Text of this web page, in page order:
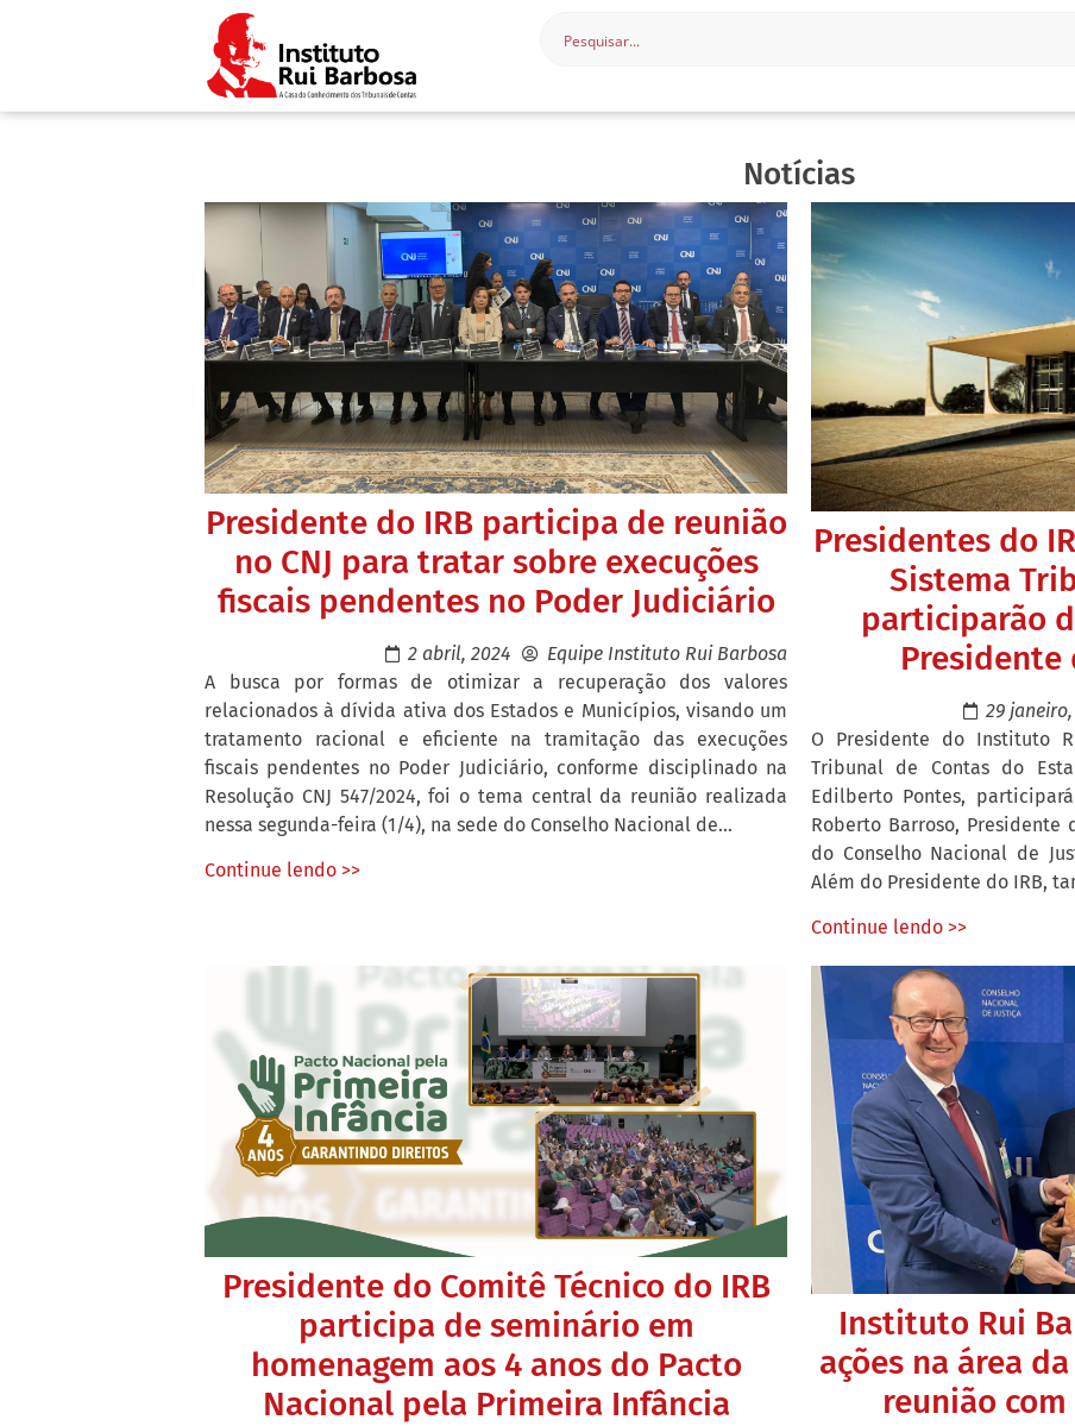
Notícias
Presidente do IRB participa de reunião
no CNJ para tratar sobre execuções
fiscais pendentes no Poder Judiciário
2 abril, 2024
Equipe Instituto Rui Barbosa
A busca por formas de otimizar a recuperação dos valores
relacionados à dívida ativa dos Estados e Municípios, visando um
tratamento racional e eficiente na tramitação das execuções
fiscais pendentes no Poder Judiciário, conforme disciplinado na
Resolução CNJ 547/2024, foi o tema central da reunião realizada
nessa segunda-feira (1/4), na sede do Conselho Nacional de...
Continue lendo >>
Presidentes do
Sistema
participarão
Presidente
29
O Presidente do Instituto
Tribunal de Contas do
Edilberto Pontes,
Roberto Barroso, Presidente
do Conselho Nacional de
Além do Presidente do IRB,
Continue lendo >>
Presidente do Comitê Técnico do IRB
participa de seminário em
homenagem aos 4 anos do Pacto
Nacional pela Primeira Infância
Instituto Rui
ações na área
reunião com